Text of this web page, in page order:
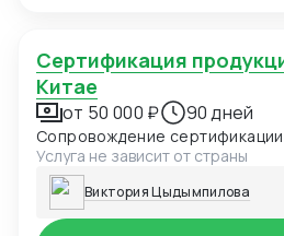
Сертификация продукции в России и
Китае
от 50 000 ₽ 90 дней
Сопровождение
Услуга не зависит от страны
Виктория Цыдымпилова